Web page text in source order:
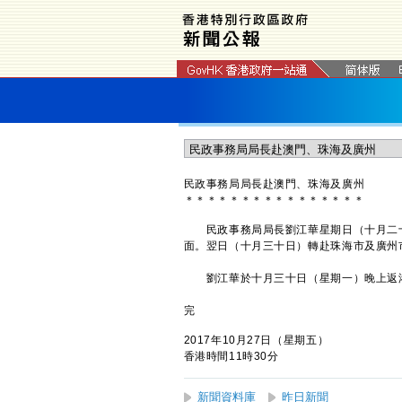
民政事務局局長赴澳門、珠海及 廣州
＊ ＊ ＊ ＊ ＊ ＊ ＊ ＊ ＊ ＊ ＊ ＊ ＊ ＊ ＊ ＊
民政事務局局長劉江華星期日（十月二
面。翌日（十月三十日）轉赴珠海市及廣
劉江華於十月三十日（星期一）晚上返
完
2017年10月27日（星期五）
香港時間11時30分
新聞資料庫 昨日新聞